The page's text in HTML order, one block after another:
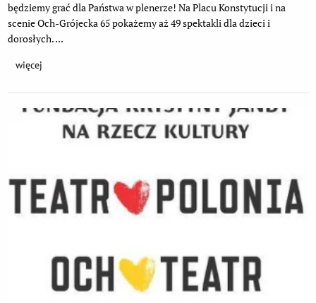
będziemy grać dla Państwa w plenerze! Na Placu Konstytucji i na
scenie Och-Grójecka 65 pokażemy aż 49 spektakli dla dzieci i
dorosłych. ...
więcej